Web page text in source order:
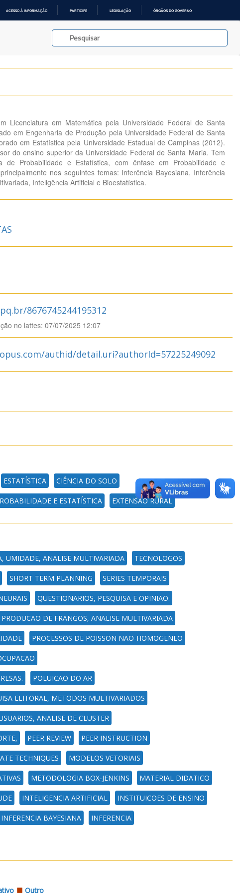
ACESSO À INFORMAÇÃO PARTICIPE LEGISLAÇÃO ÓRGÃOS DO GOVERNO
Licenciatura em Matemática pela Universidade Federal de Santa
em Engenharia de Produção pela Universidade Federal de Santa
em Estatística pela Universidade Estadual de Campinas (2012).
do ensino superior da Universidade Federal de Santa Maria. Tem
de Probabilidade e Estatística, com ênfase em Probabilidade e
nos seguintes temas: Inferência Bayesiana, Inferência
Inteligência Artificial e Bioestatística.
8676745244195312
no lattes: 07/07/2025 12:07
authid/detail.uri?authorId=57225249092
ESTATÍSTICA CIÊNCIA DO SOLO
E ESTATÍSTICA EXTENSÃO RURAL
UMIDADE, ANALISE MULTIVARIADA TECNOLOGOS
SHORT TERM PLANNING SERIES TEMPORAIS
QUESTIONARIOS, PESQUISA E OPINIAO.
PRODUCAO DE FRANGOS, ANALISE MULTIVARIADA
PROCESSOS DE POISSON NAO-HOMOGENEO
POLUICAO DO AR
ELITORAL, METODOS MULTIVARIADOS
ANALISE DE CLUSTER
PEER REVIEW PEER INSTRUCTION
TECHNIQUES MODELOS VETORIAIS
METODOLOGIA BOX-JENKINS MATERIAL DIDATICO
INTELIGENCIA ARTIFICIAL INSTITUICOES DE ENSINO
INFERENCIA BAYESIANA INFERENCIA
Outro